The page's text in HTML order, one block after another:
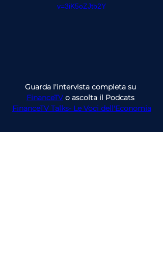
v=3iK5oZJtb2Y
Guarda l'intervista completa su
FinanceTV o ascolta il Podcats
FinanceTV Talks- Le Voci dell'Economia